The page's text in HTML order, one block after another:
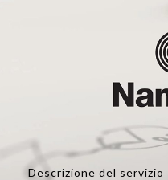
Descrizione del servizio